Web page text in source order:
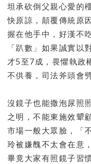
坦承砍倒父親心愛的
快原諒，顛覆傳統原
握在他手中，好漢不
「趴數」如果誠實
才5至7成，畏懼執政
不供養，司法斧頭會
沒鏡子也能撒泡尿照
之明，不能東施效顰
市場一般大眾臉，「
玲被嫌醜不太會在意
畢竟大家有照鏡子習